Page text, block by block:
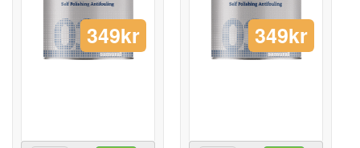
349kr 349kr